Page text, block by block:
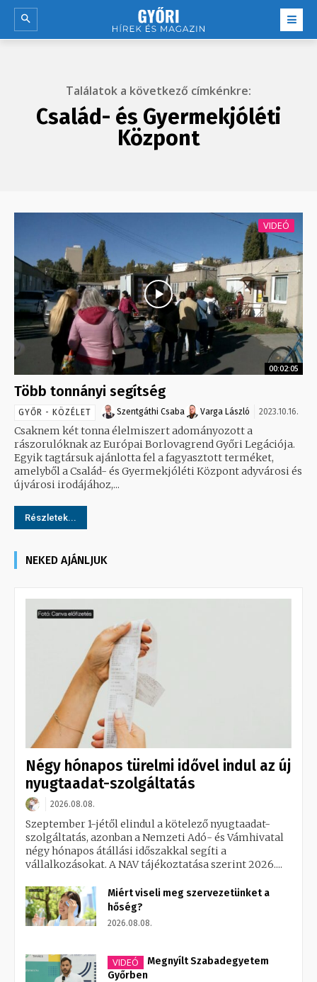
Találatok a következő címkénkre:
Család- és Gyermekjóléti
Központ
VIDEÓ
00:02:05
Több tonnányi segítség
GYŐR - KÖZÉLET Szentgáthi Csaba Varga László 2023.10.16.
Csaknem két tonna élelmiszert adományozott a
rászorulóknak az Európai Borlovagrend Győri Legációja.
Egyik tagtársuk ajánlotta fel a fagyasztott terméket,
amelyből a Család- és Gyermekjóléti Központ adyvárosi és
újvárosi irodájához,...
Részletek...
NEKED AJÁNLJUK
Négy hónapos türelmi idővel indul az új
nyugtaadat-szolgáltatás
2026.08.08.
Szeptember 1-jétől elindul a kötelező nyugtaadat-
szolgáltatás, azonban a Nemzeti Adó- és Vámhivatal
négy hónapos átállási időszakkal segíti a
vállalkozásokat. A NAV tájékoztatása szerint 2026....
Miért viseli meg szervezetünket a
hőség?
2026.08.08.
VIDEÓ
Megnyílt Szabadegyetem
Győrben